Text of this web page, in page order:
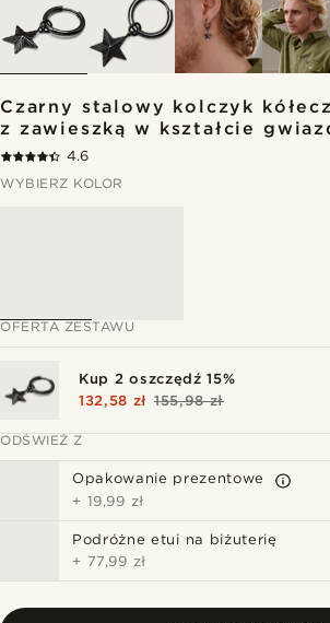
Czarny stalowy kolczyk
z zawieszką w kształcie
4.6
WYBIERZ KOLOR
OFERTA ZESTAWU
Kup 2 oszczędź 15%
132,58 zł 155,98 zł
ODŚWIEŻ Z
Opakowanie prezentowe
+ 19,99 zł
Podróżne etui na biżuterię
+ 77,99 zł